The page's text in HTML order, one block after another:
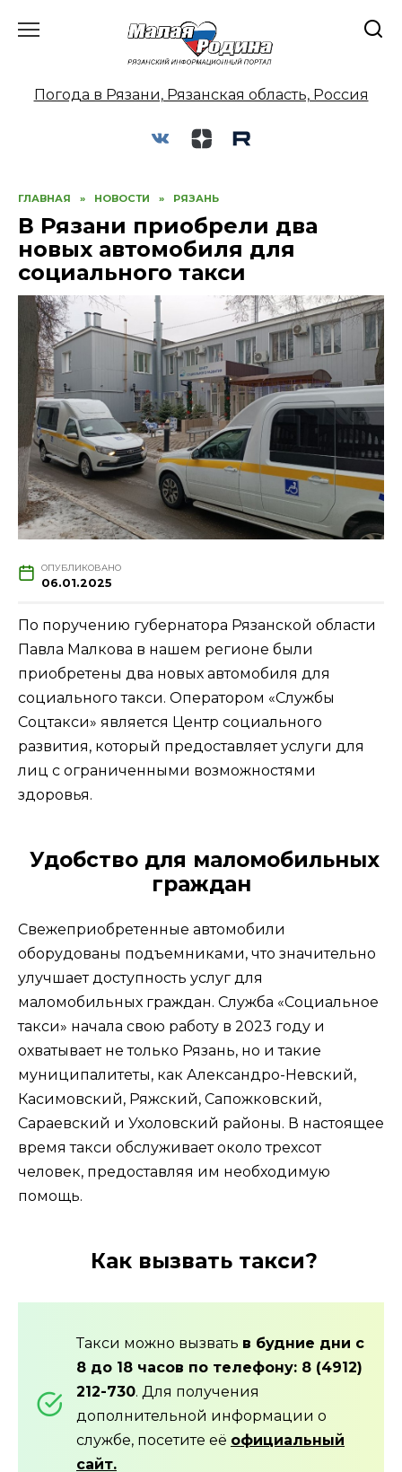
Погода в Рязани, Рязанская область, Россия
ГЛАВНАЯ » НОВОСТИ » РЯЗАНЬ
В Рязани приобрели два
новых автомобиля для
социального такси
ОПУБЛИКОВАНО
06.01.2025
По поручению губернатора Рязанской области
Павла Малкова в нашем регионе были
приобретены два новых автомобиля для
социального такси. Оператором «Службы
Соцтакси» является Центр социального
развития, который предоставляет услуги для
лиц с ограниченными возможностями
здоровья.
Удобство для маломобильных
граждан
Свежеприобретенные автомобили
оборудованы подъемниками, что значительно
улучшает доступность услуг для
маломобильных граждан. Служба «Социальное
такси» начала свою работу в 2023 году и
охватывает не только Рязань, но и такие
муниципалитеты, как Александро-Невский,
Касимовский, Ряжский, Сапожковский,
Сараевский и Ухоловский районы. В настоящее
время такси обслуживает около трехсот
человек, предоставляя им необходимую
помощь.
Как вызвать такси?
Такси можно вызвать в будние дни с
8 до 18 часов по телефону: 8 (4912)
212-730. Для получения
дополнительной информации о
службе, посетите её официальный
сайт.